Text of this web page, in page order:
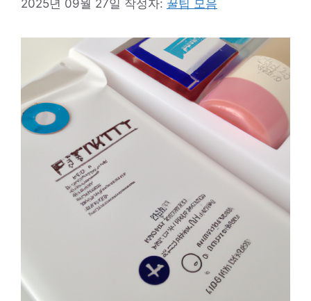
2025년 09월 27일 작성자: 꿀팁 모음